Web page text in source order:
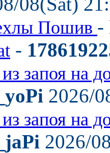
Пошив -
-
запоя на
2026/
запоя на
2026/